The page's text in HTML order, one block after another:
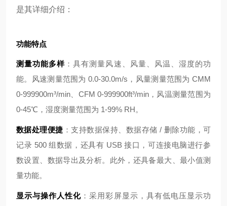
是其详细介绍：
功能特点
测量功能多样 ：具有测量风速、风量、风温、湿度的功
能。风速测量范围为 0.0-30.0m/s，风量测量范围为 CMM
0-999900m³/min、CFM 0-999900ft³/min，风温测量范围为
0-45℃，湿度测量范围为 1-99% RH。
数据处理便捷 ：支持数据保持、数据存储 / 删除功能，可
记录 500 组数据，还具有 USB 接口，可连接电脑进行参
数设置、数据导出及分析。此外，还具备最大、最小值测
量功能。
显示与操作人性化 ：采用彩屏显示，具有低电压显示功